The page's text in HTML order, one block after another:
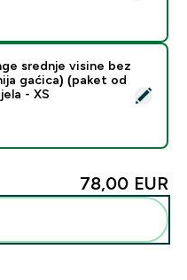
ženske tange srednje
srednje visine bez
gaćica) (paket od
- XS
78,00 EUR‎